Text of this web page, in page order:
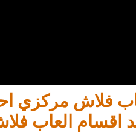
فلاش مركزي
اقسام العاب